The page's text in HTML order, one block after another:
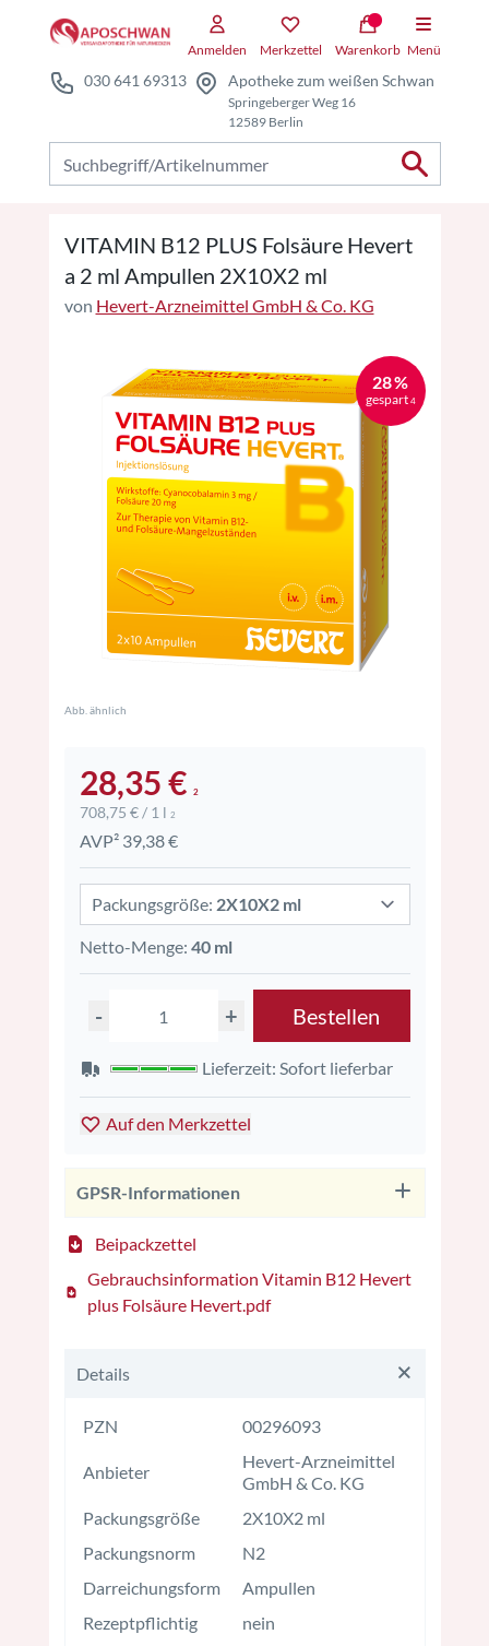
Anmelden Merkzettel Warenkorb Menü
030 641 69313 Apotheke zum weißen Schwan
Springeberger Weg 16
12589 Berlin
VITAMIN B12 PLUS Folsäure Hevert
a 2 ml Ampullen 2X10X2 ml
von Hevert-Arzneimittel GmbH & Co. KG
28 %
gespart 4
Abb. ähnlich
28,35 € 2
708,75 € / 1 l 2
AVP² 39,38 €
Packungsgröße: 2X10X2 ml
Netto-Menge: 40 ml
- + Bestellen
Lieferzeit: Sofort lieferbar
Auf den Merkzettel
GPSR-Informationen
Beipackzettel
Gebrauchsinformation Vitamin B12 Hevert
plus Folsäure Hevert.pdf
Details
PZN 00296093
Anbieter
Hevert-Arzneimittel
GmbH & Co. KG
Packungsgröße
2X10X2 ml
Packungsnorm
N2
Darreichungsform
Ampullen
Rezeptpflichtig
nein